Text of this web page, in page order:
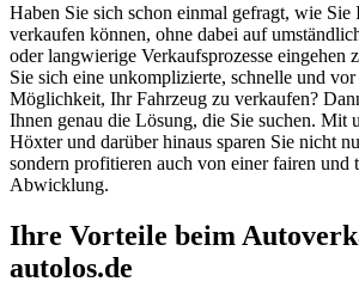
Haben Sie sich schon einmal gefragt, wie
verkaufen können, ohne dabei auf
oder langwierige Verkaufsprozesse eingehen
Sie sich eine unkomplizierte, schnelle und
Möglichkeit, Ihr Fahrzeug zu verkaufen?
Ihnen genau die Lösung, die Sie suchen. Mit
Höxter und darüber hinaus sparen Sie nicht
sondern profitieren auch von einer fairen und
Abwicklung.
Ihre Vorteile beim
autolos.de